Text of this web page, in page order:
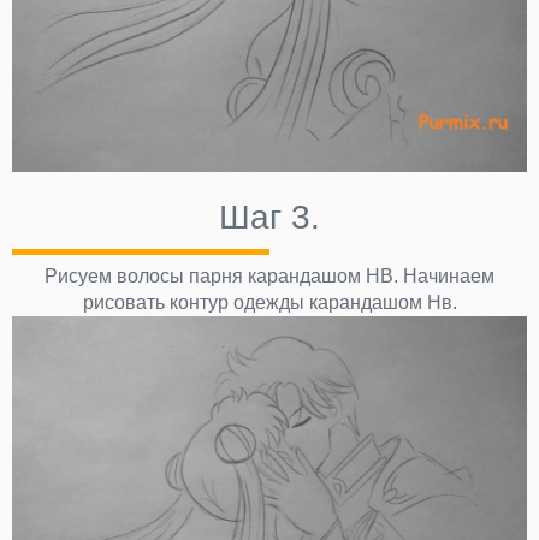
Шаг 3.
Рисуем волосы парня карандашом НВ. Начинаем
рисовать контур одежды карандашом Нв.